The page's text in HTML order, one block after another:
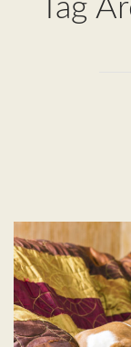
Tag